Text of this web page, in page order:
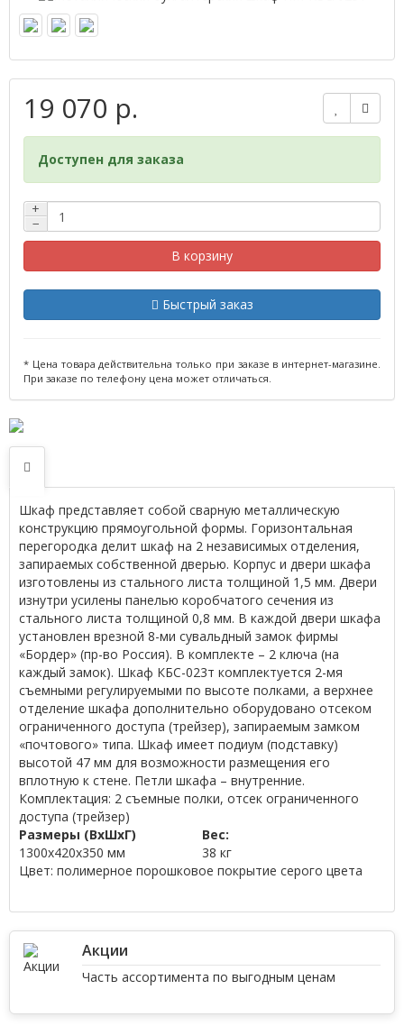
19 070 р.
Доступен для заказа
+
−
В корзину
Быстрый заказ
* Цена товара действительна только при заказе в интернет-магазине.
При заказе по телефону цена может отличаться.
Шкаф представляет собой сварную металлическую
конструкцию прямоугольной формы. Горизонтальная
перегородка делит шкаф на 2 независимых отделения,
запираемых собственной дверью. Корпус и двери шкафа
изготовлены из стального листа толщиной 1,5 мм. Двери
изнутри усилены панелью коробчатого сечения из
стального листа толщиной 0,8 мм. В каждой двери шкафа
установлен врезной 8-ми сувальдный замок фирмы
«Бордер» (пр-во Россия). В комплекте – 2 ключа (на
каждый замок). Шкаф КБС-023т комплектуется 2-мя
съемными регулируемыми по высоте полками, а верхнее
отделение шкафа дополнительно оборудовано отсеком
ограниченного доступа (трейзер), запираемым замком
«почтового» типа. Шкаф имеет подиум (подставку)
высотой 47 мм для возможности размещения его
вплотную к стене. Петли шкафа – внутренние.
Комплектация: 2 съемные полки, отсек ограниченного
доступа (трейзер)
Размеры (ВхШхГ)
Вес:
1300х420х350 мм
38 кг
Цвет: полимерное порошковое покрытие серого цвета
Акции
Часть ассортимента по выгодным ценам